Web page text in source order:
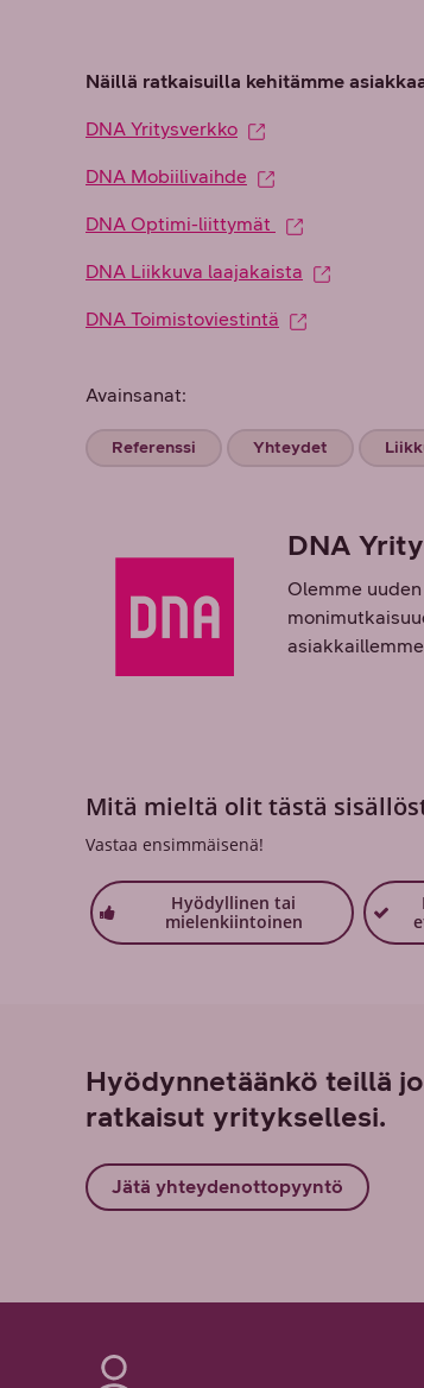
Näillä ratkaisuilla kehitämme
DNA Yritysverkko
DNA Mobiilivaihde
DNA Optimi-liittymät
DNA Liikkuva laajakaista
DNA Toimistoviestintä
Avainsanat:
Referenssi Yhteydet
DNA
Olemme
Mitä mieltä olit tästä
Vastaa ensimmäisenä!
Hyödyllinen tai
mielenkiintoinen
Hyödynnetäänkö teillä
ratkaisut yrityksellesi.
Jätä yhteydenottopyyntö